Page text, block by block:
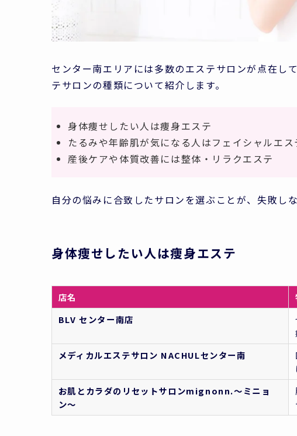
センター南エリアには多数のエステサロンが点在し
テサロンの種類について紹介します。
身体痩せしたい人は痩身エステ
たるみや年齢肌が気になる人はフェイシャルエス
産後ケアや体質改善には整体・リラクエステ
自分の悩みに合致したサロンを選ぶことが、失敗し
身体痩せしたい人は痩身エステ
店名
BLV センター南店
メディカルエステサロン NACHULセンター南
お肌とカラダのリセットサロンmignonn.〜ミニョ
ン〜